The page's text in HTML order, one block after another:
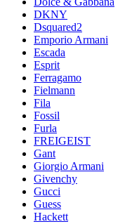
DKNY
Dsquared2
Emporio Armani
Escada
Esprit
Ferragamo
Fielmann
Fila
Fossil
Furla
FREIGEIST
Gant
Giorgio Armani
Givenchy
Gucci
Guess
Hackett